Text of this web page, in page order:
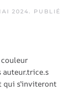
2024. PUBLIÉ
auteur.trice.s
qui s’inviteront